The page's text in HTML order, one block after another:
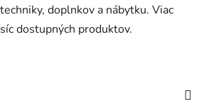
doplnkov a nábytku. Viac
dostupných produktov.